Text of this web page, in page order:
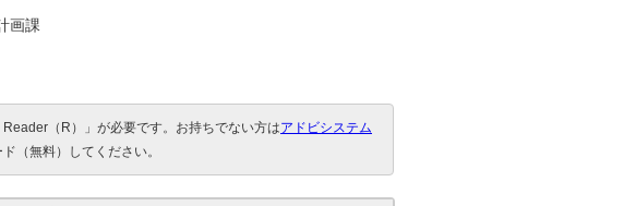
画課
（R）」が必要です。お持ちでない方はアドビシステム
（無料）してください。